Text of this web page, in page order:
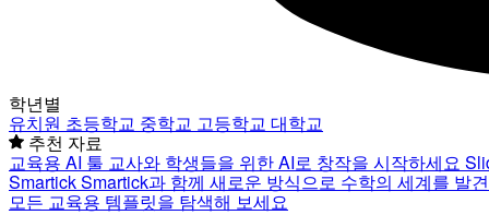
학년별
유치원 초등학교 중학교 고등학교 대학교
추천 자료
교육용 AI 툴 교사와 학생들을 위한 AI로 창작을 시작하세요
SmartickSmartick과 함께 새로운 방식으로 수학의 세계를 발
모든 교육용 템플릿을 탐색해 보세요